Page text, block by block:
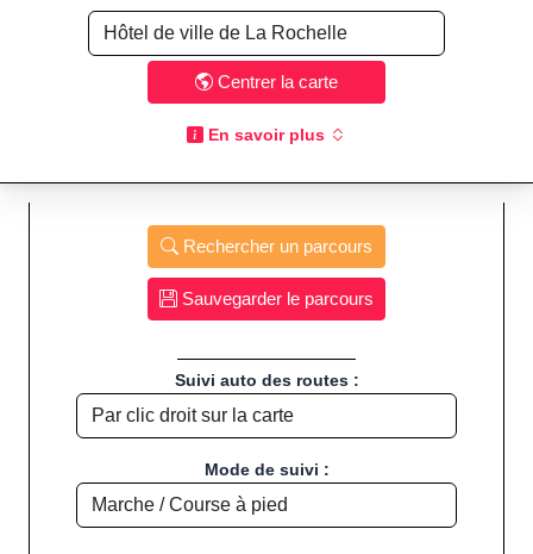
Centrer la carte
En savoir plus
Rechercher un parcours
Sauvegarder le parcours
Suivi auto des routes :
Mode de suivi :